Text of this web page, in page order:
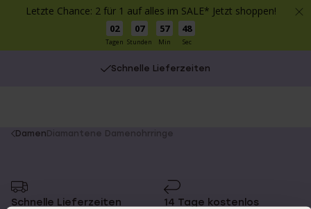
Letzte Chance: 2 für 1 auf alles im SALE* Jetzt shoppen!
02
Tagen
07
Stunden
57
Min
48
Sec
Schnelle Lieferzeiten
You
Damen Diamantene Damenohrringe
Schnelle Lieferzeiten
14 Tage kostenlos